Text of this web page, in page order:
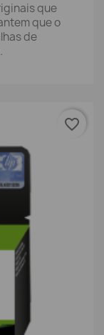
que
que o
de
favorite_border